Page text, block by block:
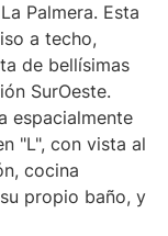
Palmera. Esta
a techo,
de bellísimas
SurOeste.
espacialmente
"L", con vista al
cocina
propio baño, y